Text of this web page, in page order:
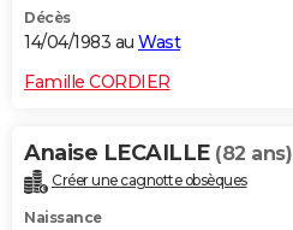
Décès
14/04/1983 au Wast
Famille CORDIER
Anaise LECAILLE (82 ans)
Créer une cagnotte obsèques
Naissance